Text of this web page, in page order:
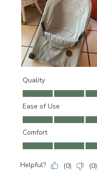
Quality
Quality, 5.0 out of 5
Ease of Use
Ease of Use, 3.0 out of 5
Comfort
Comfort, 5.0 out of 5
Helpful? (0) (0)